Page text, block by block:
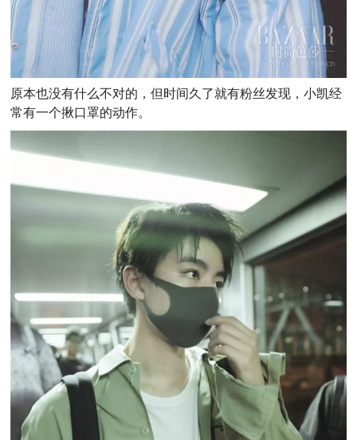
原本也没有什么不对的，但时间久了就有粉丝发现，小凯经
常有一个揪口罩的动作。